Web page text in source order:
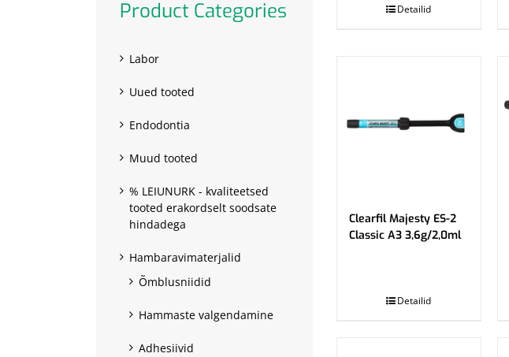
Product Categories
Labor
Uued tooted
Endodontia
Muud tooted
% LEIUNURK - kvaliteetsed
tooted erakordselt soodsate
hindadega
Hambaravimaterjalid
Õmblusniidid
Hammaste valgendamine
Adhesiivid
Detailid
Clearfil Majesty ES-2
Classic A3 3,6g/2,0ml
Detailid